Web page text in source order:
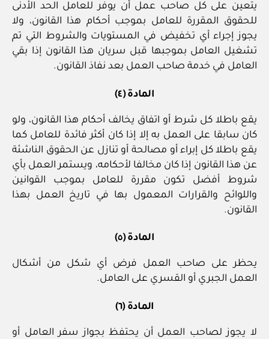
يتعين على كل صاحب عمل أن يوفر للعامل الحد الأدنى
للحقوق المقررة للعامل بموجب أحكام هذا القانون، ولا
يجوز إجراء أي تخفيض في المستويات والشروط التي تم
تشغيل العامل بموجبها قبل سريان هذا القانون إذا بقي
العامل في خدمة صاحب العمل بعد نفاذ القانون.
المادة (٤)
يقع باطلا كل شرط أو اتفاق يخالف أحكام هذا القانون، ولو
كان سابقا على العمل به إلا إذا كان أكثر فائدة للعامل كما
يقع باطلا كل إبراء أو مصالحة أو تنازل عن الحقوق الناشئة
عن هذا القانون إذا كان مخالفا لأحكامه، ويستمر العمل بأي
شروط أفضل تكون مقررة للعامل بموجب القوانين
واللوائح والقرارات المعمول بها في تاريخ العمل بهذا
القانون.
المادة (٥)
يحظر على صاحب العمل فرض أي شكل من أشكال
العمل الجبري أو القسري على العامل.
المادة (٦)
لا يجوز لصاحب العمل أن يحتفظ بجواز سفر العامل أو